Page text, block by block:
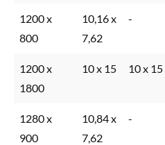
1200 x
800
10,16 x
7,62
-
1200 x
1800
10 x 15 10 x 15
1280 x
900
10,84 x
7,62
-